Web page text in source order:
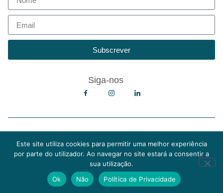
Subscrever
Siga-nos
Política de Privacidade
Política de Cookies
Termos e Condições de Utilização
Media KIT
Este site utiliza cookies para permitir uma melhor experiência
por parte do utilizador. Ao navegar no site estará a consentir a
sua utilização.
Ok
Não Política de Privacidade